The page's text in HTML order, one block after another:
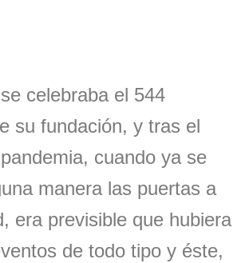
celebraba el 544
su fundación, y tras el
cuando ya se
manera las puertas a
era previsible que hubiera
de todo tipo y éste,